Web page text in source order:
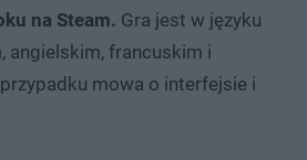
na Steam. Gra jest w języku
angielskim, francuskim i
mowa o interfejsie i